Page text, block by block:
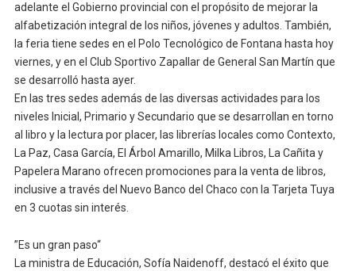
adelante el Gobierno provincial con el propósito de mejorar la
alfabetización integral de los niños, jóvenes y adultos. También,
la feria tiene sedes en el Polo Tecnológico de Fontana hasta hoy
viernes, y en el Club Sportivo Zapallar de General San Martín que
se desarrolló hasta ayer.
En las tres sedes además de las diversas actividades para los
niveles Inicial, Primario y Secundario que se desarrollan en torno
al libro y la lectura por placer, las librerías locales como Contexto,
La Paz, Casa García, El Árbol Amarillo, Milka Libros, La Cañita y
Papelera Marano ofrecen promociones para la venta de libros,
inclusive a través del Nuevo Banco del Chaco con la Tarjeta Tuya
en 3 cuotas sin interés.
”Es un gran paso“
La ministra de Educación, Sofía Naidenoff, destacó el éxito que